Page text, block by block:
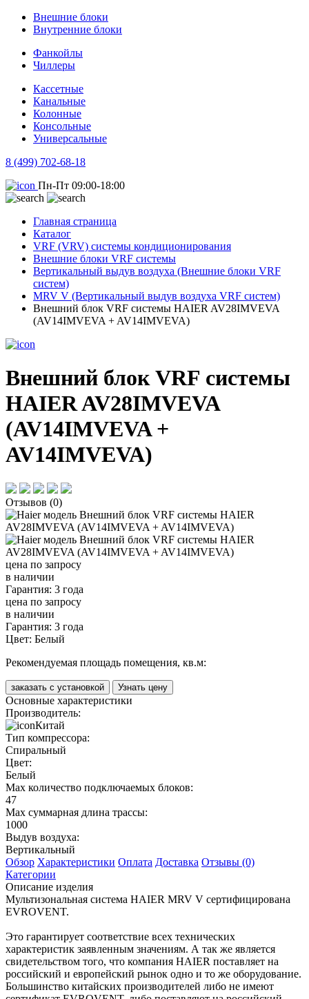
Внешние блоки
Внутренние блоки
Фанкойлы
Чиллеры
Кассетные
Канальные
Колонные
Консольные
Универсальные
8 (499) 702-68-18
Пн-Пт 09:00-18:00
Главная страница
Каталог
VRF (VRV) системы кондиционирования
Внешние блоки VRF системы
Вертикальный выдув воздуха (Внешние блоки VRF
систем)
MRV V (Вертикальный выдув воздуха VRF систем)
Внешний блок VRF системы HAIER AV28IMVEVA
(AV14IMVEVA + AV14IMVEVA)
Внешний блок VRF системы
HAIER AV28IMVEVA
(AV14IMVEVA +
AV14IMVEVA)
Отзывов (0)
цена по запросу
в наличии
Гарантия: 3 года
цена по запросу
в наличии
Гарантия: 3 года
Цвет: Белый
Рекомендуемая площадь помещения, кв.м:
заказать с установкой Узнать цену
Основные характеристики
Производитель:
Китай
Тип компрессора:
Спиральный
Цвет:
Белый
Max количество подключаемых блоков:
47
Max суммарная длина трассы:
1000
Выдув воздуха:
Вертикальный
Обзор Характеристики Оплата Доставка Отзывы (0)
Категории
Описание изделия
Мультизональная система HAIER MRV V сертифицирована
EVROVENT.
Это гарантирует соответствие всех технических
характеристик заявленным значениям. А так же является
свидетельством того, что компания HAIER поставляет на
российский и европейский рынок одно и то же оборудование.
Большинство китайских производителей либо не имеют